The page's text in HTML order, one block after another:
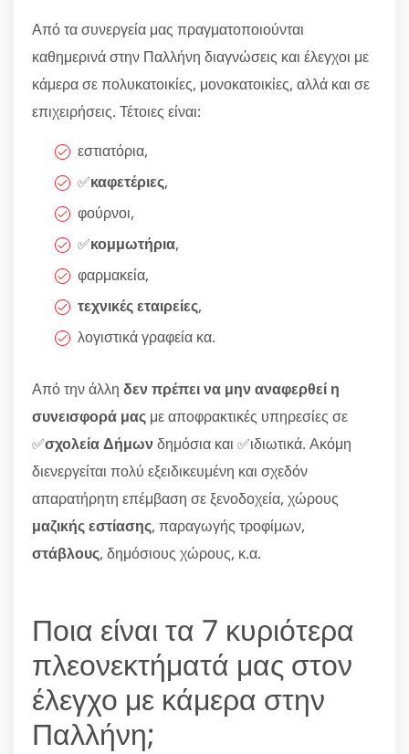
Από τα συνεργεία μας πραγματοποιούνται
καθημερινά στην Παλλήνη διαγνώσεις και έλεγχοι με
κάμερα σε πολυκατοικίες, μονοκατοικίες, αλλά και σε
επιχειρήσεις. Τέτοιες είναι:
εστιατόρια,
✅καφετέριες,
φούρνοι,
✅κομμωτήρια,
φαρμακεία,
τεχνικές εταιρείες,
λογιστικά γραφεία κα.
Από την άλλη δεν πρέπει να μην αναφερθεί η
συνεισφορά μας με αποφρακτικές υπηρεσίες σε
✅σχολεία Δήμωνδημόσια και ✅ιδιωτικά. Ακόμη
διενεργείται πολύ εξειδικευμένη και σχεδόν
απαρατήρητη επέμβαση σε ξενοδοχεία, χώρους
μαζικής εστίασης, παραγωγής τροφίμων,
στάβλους, δημόσιους χώρους, κ.α.
Ποια είναι τα 7 κυριότερα
πλεονεκτήματά μας στον
έλεγχο με κάμερα στην
Παλλήνη;